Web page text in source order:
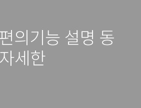
의기능 설명 동
세한